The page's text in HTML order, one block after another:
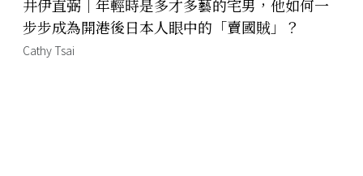
井伊直弼｜年輕時是多才多藝的宅男，他如何一
步步成為開港後日本人眼中的「賣國賊」？
Cathy Tsai